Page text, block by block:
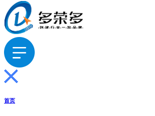
首页